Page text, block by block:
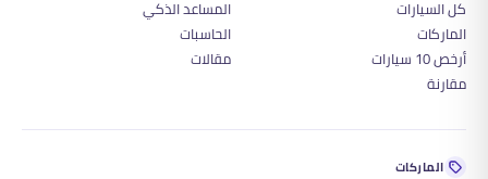
كل السيارات
الماركات
أرخص 10 سيارات
مقارنة
المساعد الذكي
الحاسبات
مقالات
الماركات